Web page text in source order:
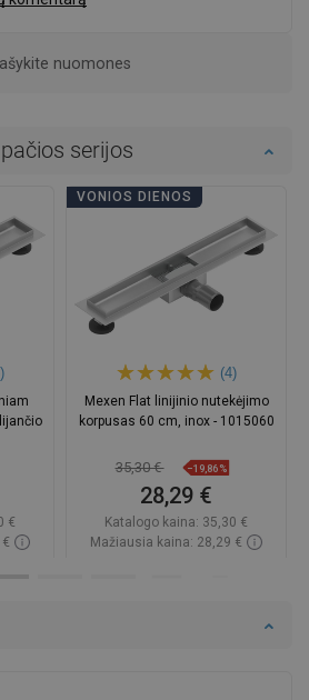
nuomones
serijos
€
VONIOS DIENOS
(4)
Mexen Flat linijinio nutekėjimo
korpusas 60 cm, inox - 1015060
35,30 € −19,86%
28,29 €
Katalogo kaina: 35,30 €
Mažiausia kaina: 28,29 €